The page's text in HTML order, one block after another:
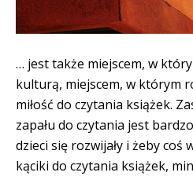
… jest także miejscem, w
kulturą, miejscem, w którym
miłość do czytania książek.
zapału do czytania jest
dzieci się rozwijały i żeby coś
kąciki do czytania książek,